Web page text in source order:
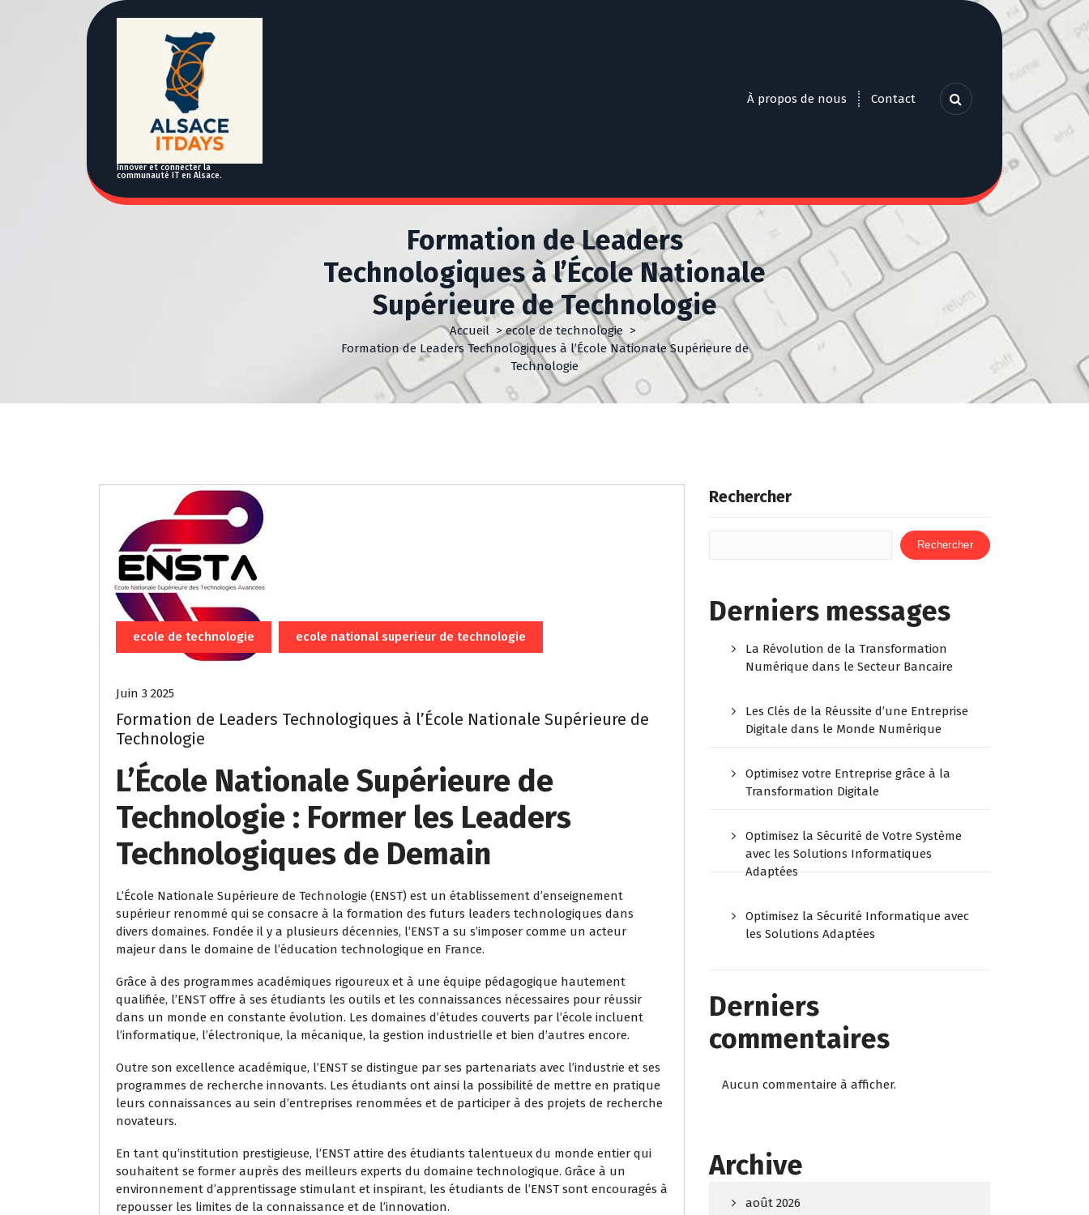
Innover et connecter la
communauté IT en Alsace.
À propos de nous Contact
Formation de Leaders
Technologiques à l’École Nationale
Supérieure de Technologie
Accueil >ecole de technologie >
Formation de Leaders Technologiques à l’École Nationale Supérieure de
Technologie
ecole de technologie ecole national superieur de technologie
Juin 3 2025
Formation de Leaders Technologiques à l’École Nationale Supérieure de
Technologie
L’École Nationale Supérieure de
Technologie : Former les Leaders
Technologiques de Demain
L’École Nationale Supérieure de Technologie (ENST) est un établissement d’enseignement
supérieur renommé qui se consacre à la formation des futurs leaders technologiques dans
divers domaines. Fondée il y a plusieurs décennies, l’ENST a su s’imposer comme un acteur
majeur dans le domaine de l’éducation technologique en France.
Grâce à des programmes académiques rigoureux et à une équipe pédagogique hautement
qualifiée, l’ENST offre à ses étudiants les outils et les connaissances nécessaires pour réussir
dans un monde en constante évolution. Les domaines d’études couverts par l’école incluent
l’informatique, l’électronique, la mécanique, la gestion industrielle et bien d’autres encore.
Outre son excellence académique, l’ENST se distingue par ses partenariats avec l’industrie et ses
programmes de recherche innovants. Les étudiants ont ainsi la possibilité de mettre en pratique
leurs connaissances au sein d’entreprises renommées et de participer à des projets de recherche
novateurs.
En tant qu’institution prestigieuse, l’ENST attire des étudiants talentueux du monde entier qui
souhaitent se former auprès des meilleurs experts du domaine technologique. Grâce à un
environnement d’apprentissage stimulant et inspirant, les étudiants de l’ENST sont encouragés à
repousser les limites de la connaissance et de l’innovation.
Rechercher
Rechercher
Derniers messages
La Révolution de la Transformation
Numérique dans le Secteur Bancaire
Les Clés de la Réussite d’une Entreprise
Digitale dans le Monde Numérique
Optimisez votre Entreprise grâce à la
Transformation Digitale
Optimisez la Sécurité de Votre Système
avec les Solutions Informatiques
Adaptées
Optimisez la Sécurité Informatique avec
les Solutions Adaptées
Derniers
commentaires
Aucun commentaire à afficher.
Archive
août 2026